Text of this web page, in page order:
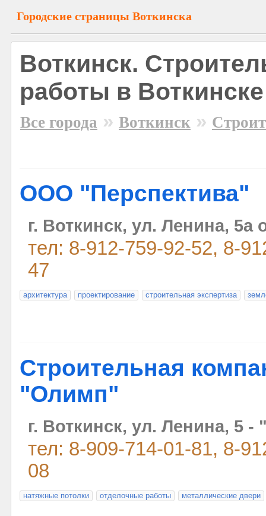
Городские страницы Воткинска
Воткинск.
работы в Воткинске
Все города » Воткинск »
ООО "Перспектива"
г. Воткинск, ул. Ленина, 5а
тел: 8-912-759-92-52, 8-
47
архитектура проектирование строительная экспертиза
Строительная
"Олимп"
г. Воткинск, ул. Ленина, 5
тел: 8-909-714-01-81, 8-
08
натяжные потолки отделочные работы металлические двери